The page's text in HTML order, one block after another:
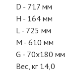
D - 717 мм
H - 164 мм
L - 725 мм
M - 610 мм
G - 70х180 мм
Вес, кг 14,0